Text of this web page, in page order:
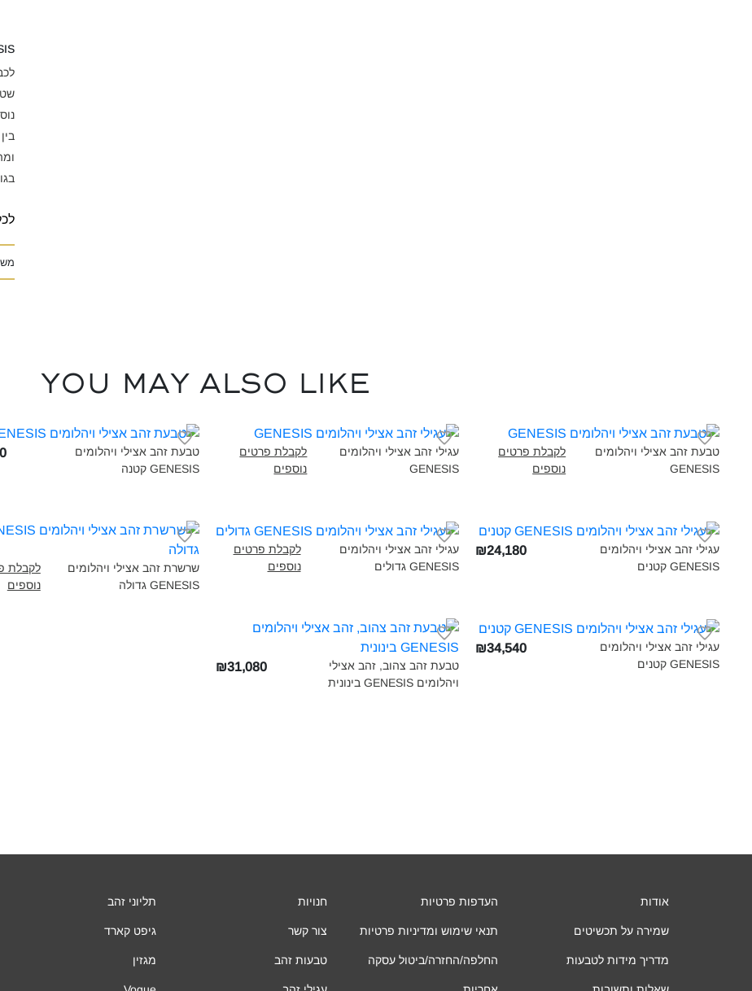
You may also like
טבעת זהב אצילי ויהלומים
GENESIS‎
לקבלת פרטים
נוספים
עגילי זהב אצילי ויהלומים
GENESIS‎
לקבלת פרטים
נוספים
טבעת זהב אצילי ויהלומים
GENESIS קטנה‎
עגילי זהב אצילי ויהלומים
GENESIS קטנים‎
₪24,180
עגילי זהב אצילי ויהלומים
GENESIS גדולים‎
לקבלת פרטים
נוספים
שרשרת זהב אצילי ויהלומים
GENESIS גדולה‎
לקבלת
נוספים
עגילי זהב אצילי ויהלומים
GENESIS קטנים‎
₪34,540
טבעת זהב צהוב, זהב אצילי
ויהלומים GENESIS בינונית‎
₪31,080
אודות
שמירה על תכשיטים
מדריך מידות לטבעות
העדפות פרטיות
תנאי שימוש ומדיניות פרטיות
החלפה/החזרה/ביטול עסקה
חנויות
צור קשר
טבעות זהב
תליוני זהב
גיפט קארד
מגזין